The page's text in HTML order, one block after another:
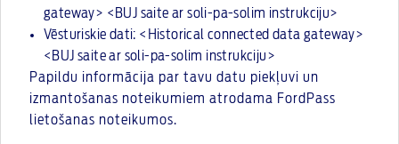
gateway> <BUJ saite ar soli-pa-solim instrukciju>
Vēsturiskie dati: <Historical connected data gateway>
<BUJ saite ar soli-pa-solim instrukciju>
Papildu informācija par tavu datu piekļuvi un
izmantošanas noteikumiem atrodama FordPass
lietošanas noteikumos.